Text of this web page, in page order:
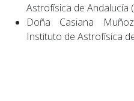
Astrofísica de Andalucía
Doña Casiana
Instituto de Astrofísica